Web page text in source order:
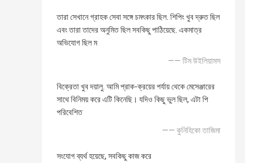
তারা সেখানে গ্রাহক সেবা সঙ্গে চমৎকার ছিল. শিপিং খুব দ্রুত ছিল
এবং তারা তাদের অনুমিত ছিল সবকিছু পাঠিয়েছে. একমাত্র
অভিযোগ ছিল ম
—— টিম উইলিয়ামস
বিক্রেতা খুব দয়ালু. আমি প্রাক-ক্রয়ের পর্যায় থেকে মেসেঞ্জারের
সাথে বিনিময় করে এটি কিনেছি। যদিও কিছু ভুল ছিল, এটা পি
পরিবেশিত
—— কুনিহিকো তাজিমা
সংযোগ ব্যর্থ হয়েছে, সবকিছু কাজ করে